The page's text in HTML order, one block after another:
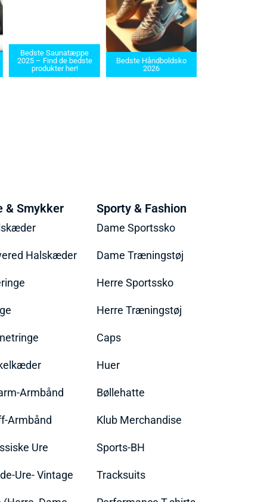
Bedste Håndboldsko
2026
Bedste barbermaskiner
i 2025: Find den rette til
dit behov
& Smykker
Halskæder
Armbånd
Armbånd
Ure
Ure- Vintage
Sporty & Fashion
Dame Sportssko
Dame Træningstøj
Herre Sportssko
Herre Træningstøj
Caps
Huer
Bøllehatte
Klub Merchandise
Sports-BH
Tracksuits